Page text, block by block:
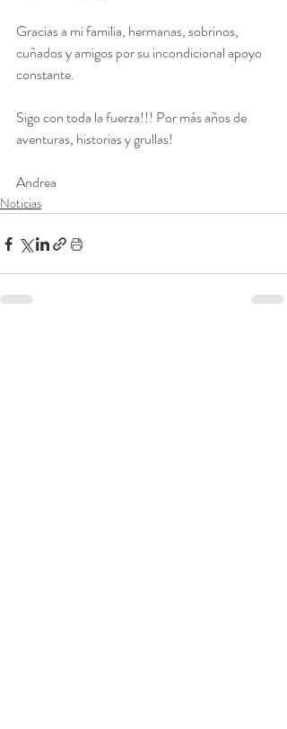
Gracias a mi familia, hermanas, sobrinos,
cuñados y amigos por su incondicional apoyo
constante.
Sigo con toda la fuerza!!! Por más años de
aventuras, historias y grullas!
Andrea
Noticias